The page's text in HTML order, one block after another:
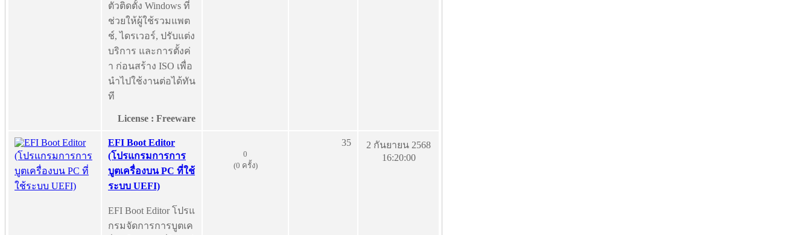
ตัวติดตั้ง Windows ที่
ช่วยให้ผู้ใช้รวมแพต
ช์, ไดรเวอร์, ปรับแต่ง
บริการ และการตั้งค่
า ก่อนสร้าง ISO เพื่อ
นำไปใช้งานต่อได้ทัน
ที
License : Freeware
EFI Boot Editor
(โปรแกรมการการ
บูตเครื่องบน PC ที่ใช้
ระบบ UEFI)
EFI Boot Editor โปรแ
กรมจัดการการบูตเค
0
(0 ครั้ง)
35
2 กันยายน 2568
16:20:00